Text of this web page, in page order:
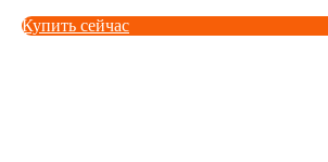
Купить сейчас